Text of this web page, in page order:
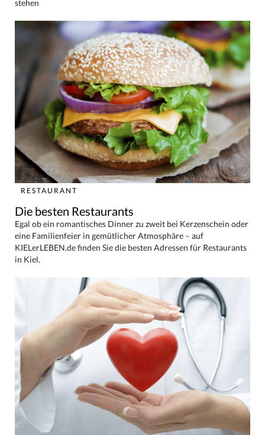
stehen
RESTAURANT
Die besten Restaurants
Egal ob ein romantisches Dinner zu zweit bei Kerzenschein oder
eine Familienfeier in gemütlicher Atmosphäre – auf
KIELerLEBEN.de finden Sie die besten Adressen für Restaurants
in Kiel.